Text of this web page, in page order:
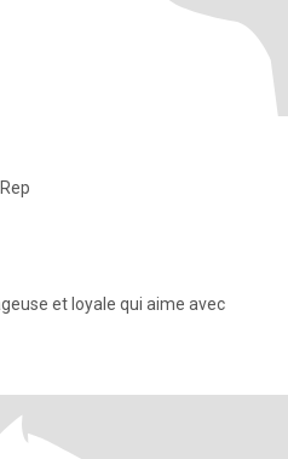
et loyale qui aime avec